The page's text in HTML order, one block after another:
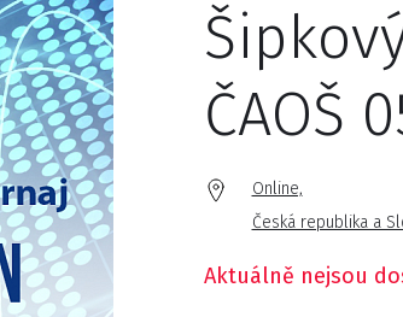
ČAOŠ
Online,
Česká republika a
Aktuálně nejsou